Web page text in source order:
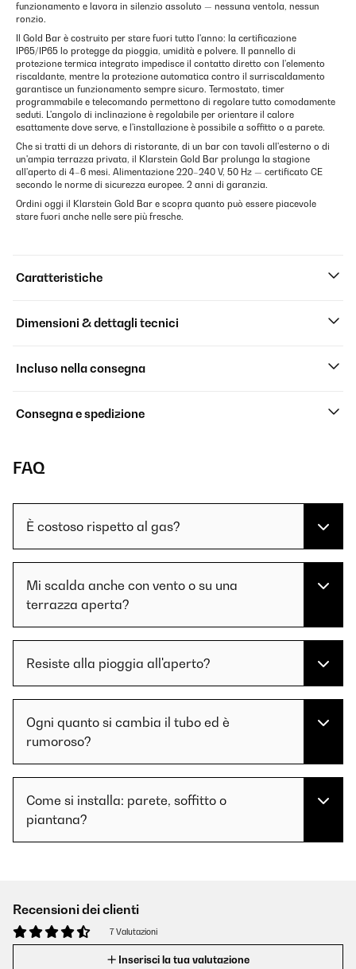
funzionamento e lavora in silenzio assoluto — nessuna ventola, nessun
ronzio.
Il Gold Bar è costruito per stare fuori tutto l'anno: la certificazione
IP65/IP65 lo protegge da pioggia, umidità e polvere. Il pannello di
protezione termica integrato impedisce il contatto diretto con l'elemento
riscaldante, mentre la protezione automatica contro il surriscaldamento
garantisce un funzionamento sempre sicuro. Termostato, timer
programmabile e telecomando permettono di regolare tutto comodamente
seduti. L'angolo di inclinazione è regolabile per orientare il calore
esattamente dove serve, e l'installazione è possibile a soffitto o a parete.
Che si tratti di un dehors di ristorante, di un bar con tavoli all'esterno o di
un'ampia terrazza privata, il Klarstein Gold Bar prolunga la stagione
all'aperto di 4–6 mesi. Alimentazione 220–240 V, 50 Hz — certificato CE
secondo le norme di sicurezza europee. 2 anni di garanzia.
Ordini oggi il Klarstein Gold Bar e scopra quanto può essere piacevole
stare fuori anche nelle sere più fresche.
Caratteristiche
Dimensioni & dettagli tecnici
Incluso nella consegna
Consegna e spedizione
FAQ
È costoso rispetto al gas?
Mi scalda anche con vento o su una
terrazza aperta?
Resiste alla pioggia all'aperto?
Ogni quanto si cambia il tubo ed è
rumoroso?
Come si installa: parete, soffitto o
piantana?
Recensioni dei clienti
7 Valutazioni
Inserisci la tua valutazione